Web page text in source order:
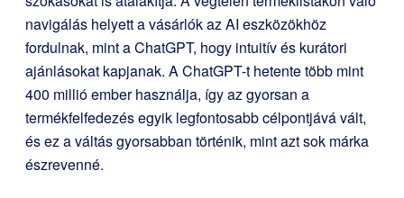
navigálás helyett a vásárlók az AI eszközökhöz
fordulnak, mint a ChatGPT, hogy intuitív és kurátori
ajánlásokat kapjanak. A ChatGPT-t hetente több mint
400 millió ember használja, így az gyorsan a
termékfelfedezés egyik legfontosabb célpontjává vált,
és ez a váltás gyorsabban történik, mint azt sok márka
észrevenné.